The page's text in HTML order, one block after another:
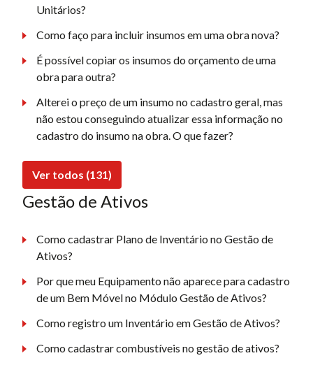
Unitários?
Como faço para incluir insumos em uma obra nova?
É possível copiar os insumos do orçamento de uma
obra para outra?
Alterei o preço de um insumo no cadastro geral, mas
não estou conseguindo atualizar essa informação no
cadastro do insumo na obra. O que fazer?
Ver todos (131)
Gestão de Ativos
Como cadastrar Plano de Inventário no Gestão de
Ativos?
Por que meu Equipamento não aparece para cadastro
de um Bem Móvel no Módulo Gestão de Ativos?
Como registro um Inventário em Gestão de Ativos?
Como cadastrar combustíveis no gestão de ativos?